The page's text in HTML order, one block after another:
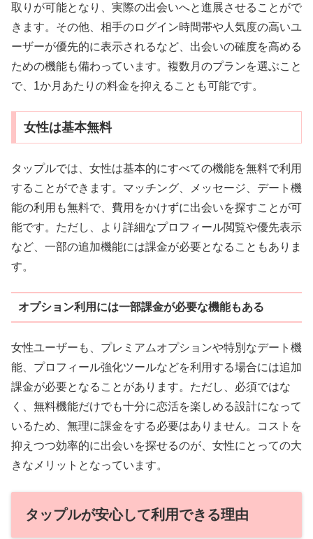
取りが可能となり、実際の出会いへと進展させることがで
きます。その他、相手のログイン時間帯や人気度の高いユ
ーザーが優先的に表示されるなど、出会いの確度を高める
ための機能も備わっています。複数月のプランを選ぶこと
で、1か月あたりの料金を抑えることも可能です。
女性は基本無料
タップルでは、女性は基本的にすべての機能を無料で利用
することができます。マッチング、メッセージ、デート機
能の利用も無料で、費用をかけずに出会いを探すことが可
能です。ただし、より詳細なプロフィール閲覧や優先表示
など、一部の追加機能には課金が必要となることもありま
す。
オプション利用には一部課金が必要な機能もある
女性ユーザーも、プレミアムオプションや特別なデート機
能、プロフィール強化ツールなどを利用する場合には追加
課金が必要となることがあります。ただし、必須ではな
く、無料機能だけでも十分に恋活を楽しめる設計になって
いるため、無理に課金をする必要はありません。コストを
抑えつつ効率的に出会いを探せるのが、女性にとっての大
きなメリットとなっています。
タップルが安心して利用できる理由